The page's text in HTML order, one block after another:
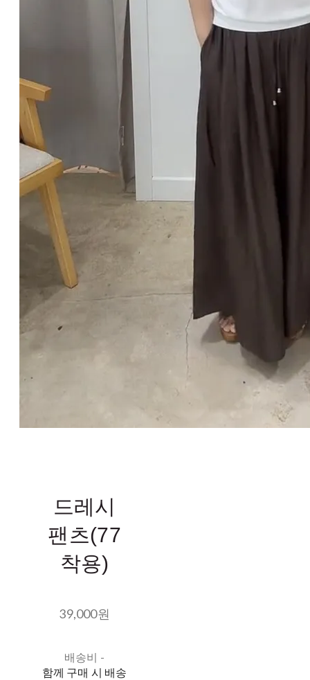
드레시
팬츠(77
착용)
39,000원
배송비 -
함께 구매 시 배송